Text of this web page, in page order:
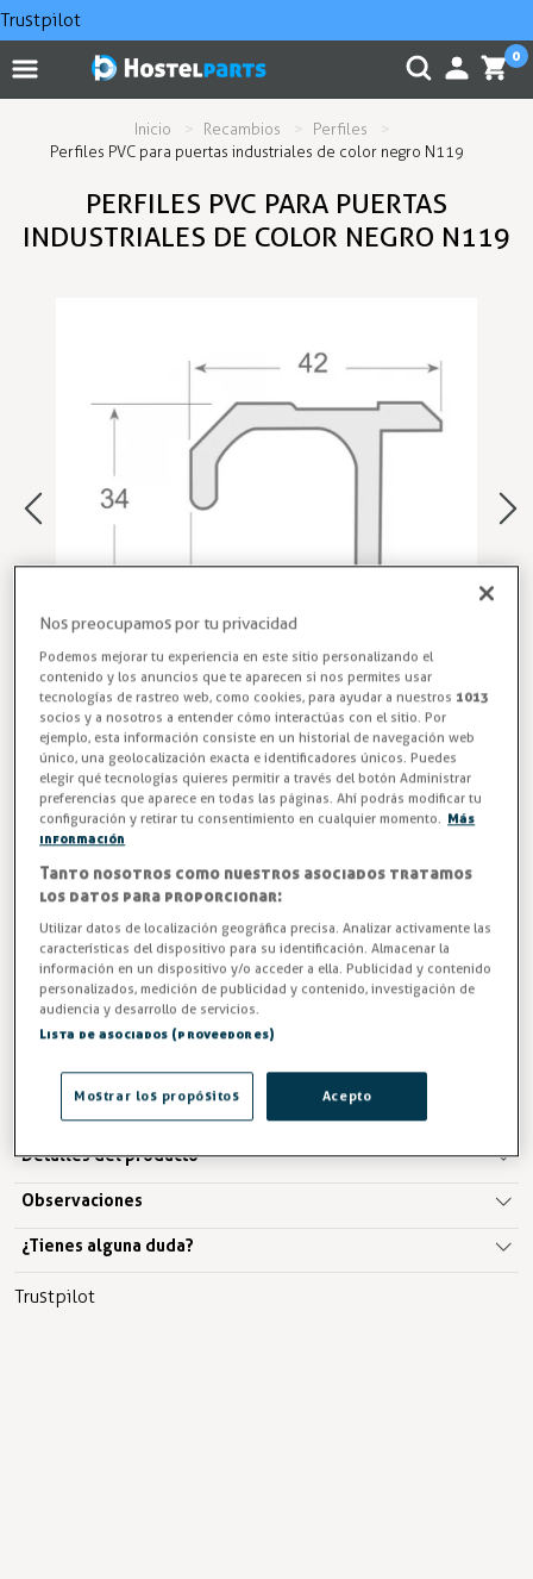
Trustpilot
0
Inicio Recambios
Perfiles
Perfiles PVC para puertas industriales de color negro N119
PERFILES PVC PARA PUERTAS
INDUSTRIALES DE COLOR NEGRO N119
Perfil PVC rígido de color negro modelo N119.
Entrega en 24/48h
-3% AHORRA -0,71 €
24,42 € 25,13 €
IVA excl. 20,18€
AÑADIR A LA CESTA
Detalles del producto
Observaciones
¿Tienes alguna duda?
Trustpilot
Nos preocupamos por tu privacidad
Podemos mejorar tu experiencia en este sitio personalizando el
contenido y los anuncios que te aparecen si nos permites usar
tecnologías de rastreo web, como cookies, para ayudar a nuestros 1013
socios y a nosotros a entender cómo interactúas con el sitio. Por
ejemplo, esta información consiste en un historial de navegación web
único, una geolocalización exacta e identificadores únicos. Puedes
elegir qué tecnologías quieres permitir a través del botón Administrar
preferencias que aparece en todas las páginas. Ahí podrás modificar tu
configuración y retirar tu consentimiento en cualquier momento. Más
información
Tanto nosotros como nuestros asociados tratamos
los datos para proporcionar:
Utilizar datos de localización geográfica precisa. Analizar activamente las
características del dispositivo para su identificación. Almacenar la
información en un dispositivo y/o acceder a ella. Publicidad y contenido
personalizados, medición de publicidad y contenido, investigación de
audiencia y desarrollo de servicios.
Lista de asociados (proveedores)
Acepto
Mostrar los propósitos